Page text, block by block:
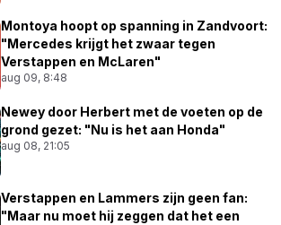
Montoya hoopt op spanning in Zandvoort:
"Mercedes krijgt het zwaar tegen
Verstappen en McLaren"
aug 09, 8:48
Newey door Herbert met de voeten op de
grond gezet: "Nu is het aan Honda"
aug 08, 21:05
Verstappen en Lammers zijn geen fan:
"Maar nu moet hij zeggen dat het een